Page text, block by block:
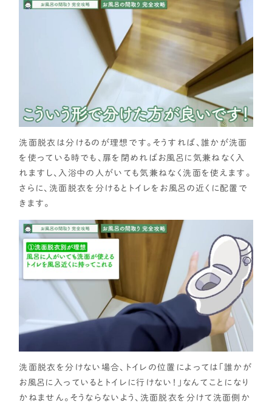
各種メディアのみなさまへ
【クルー専用】ログインページ
洗面脱衣は分けるのが理想です。そうすれば、誰かが洗面
を使っている時でも、扉を閉めればお風呂に気兼ねなく入
れますし、入浴中の人がいても気兼ねなく洗面を使えます。
さらに、洗面脱衣を分けるとトイレをお風呂の近くに配置で
きます。
洗面脱衣を分けない場合、トイレの位置によっては「誰かが
お風呂に入っているとトイレに行けない！」なんてことになり
かねません。そうならないよう、洗面脱衣を分けて洗面側か